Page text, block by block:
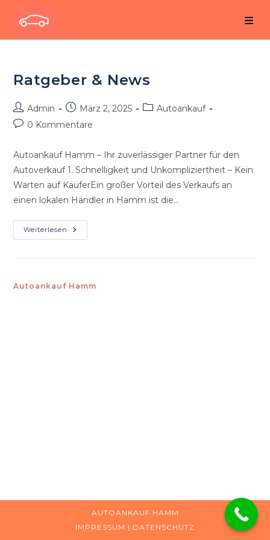
Inhalt
springen
Ratgeber & News
Beitrags-
Autor:
Admin
Beitrag
veröffentlicht:
März 2, 2025
Beitrags-
Autoankauf
Beitrags-
0 Kommentare
Autoankauf Hamm – Ihr zuverlässiger Partner für den
Autoverkauf 1. Schnelligkeit und Unkompliziertheit – Kein
Warten auf KäuferEin großer Vorteil des Verkaufs an
einen lokalen Händler in Hamm ist die…
Weiterlesen Ratgeber
&
Autoankauf Hamm
AUTOANKAUF HAMM
IMPRESSUM | DATENSCHUTZ